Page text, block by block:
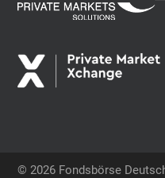
© 2026 Fondsbörse